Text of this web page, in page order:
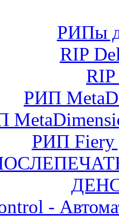
РИПы
RIP
РИП
РИП Fiery
-